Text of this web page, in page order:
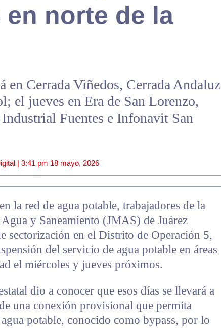
norte de la
en Cerrada Viñedos, Cerrada Andaluz
el jueves en Era de San Lorenzo,
Fuentes e Infonavit San
| 3:41 pm 18 mayo, 2026
la red de agua potable, trabajadores de la
y Saneamiento (JMAS) de Juárez
sectorización en el Distrito de Operación 5,
del servicio de agua potable en áreas
el miércoles y jueves próximos.
dio a conocer que esos días se llevará a
una conexión provisional que permita
potable, conocido como bypass, por lo